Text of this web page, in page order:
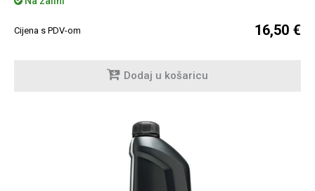
Cijena s PDV-om 16,50 €
Dodaj u košaricu